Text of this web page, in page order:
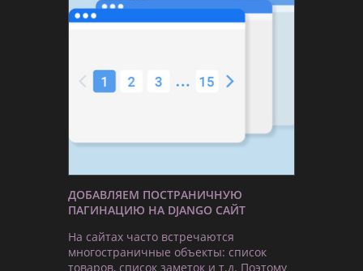
ДОБАВЛЯЕМ ПОСТРАНИЧНУЮ
ПАГИНАЦИЮ НА DJANGO САЙТ
На сайтах часто встречаются
многостраничные объекты: список
товаров, список заметок и т.д. Поэтому